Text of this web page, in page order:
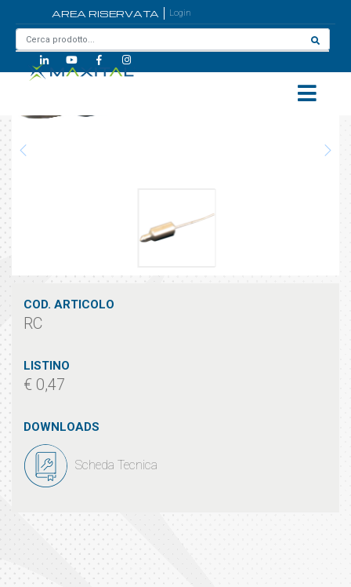
AREA RISERVATA Login
COD. ARTICOLO
RC
LISTINO
€ 0,47
DOWNLOADS
Scheda Tecnica